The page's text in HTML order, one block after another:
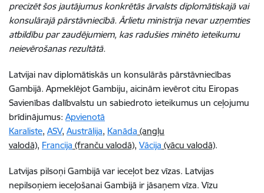
precizēt šos jautājumus konkrētās ārvalsts diplomātiskajā vai
konsulārajā pārstāvniecībā. Ārlietu ministrija nevar uzņemties
atbildību par zaudējumiem, kas radušies minēto ieteikumu
neievērošanas rezultātā.
Latvijai navdiplomātiskās un konsulārās pārstāvniecības
Gambijā. Apmeklējot Gambiju, aicinām ievērot citu Eiropas
Savienības dalībvalstu un sabiedroto ieteikumus un ceļojumu
brīdinājumus: Apvienotā
Karaliste, ASV, Austrālija, Kanāda (angļu
valodā), Francija (franču valodā), Vācija (vācu valodā).
Latvijas pilsoņi Gambijā var ieceļot bez vīzas. Latvijas
nepilsoņiem ieceļošanai Gambijā ir jāsaņem vīza. Vīzu